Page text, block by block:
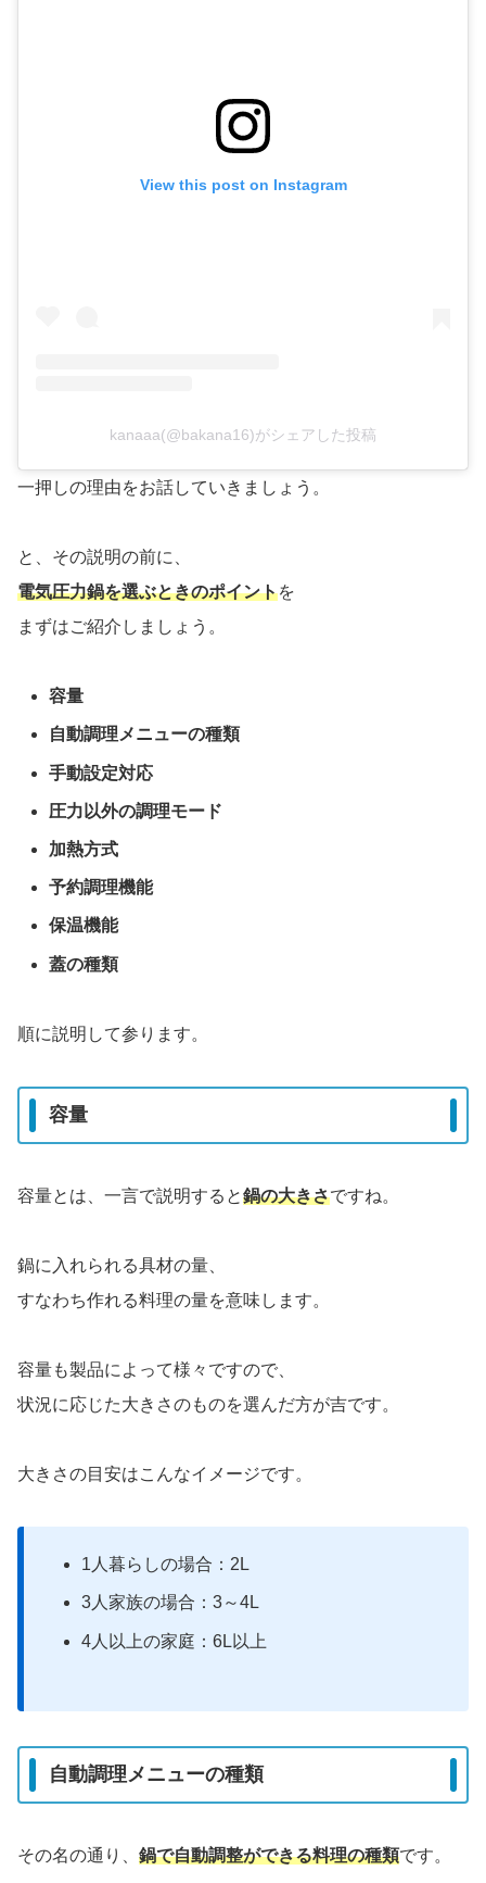
View this post on Instagram
kanaaa(@bakana16)がシェアした投稿
一押しの理由をお話していきましょう。
と、その説明の前に、
電気圧力鍋を選ぶときのポイントを
まずはご紹介しましょう。
容量
自動調理メニューの種類
手動設定対応
圧力以外の調理モード
加熱方式
予約調理機能
保温機能
蓋の種類
順に説明して参ります。
容量
容量とは、一言で説明すると鍋の大きさですね。
鍋に入れられる具材の量、
すなわち作れる料理の量を意味します。
容量も製品によって様々ですので、
状況に応じた大きさのものを選んだ方が吉です。
大きさの目安はこんなイメージです。
1人暮らしの場合：2L
3人家族の場合：3～4L
4人以上の家庭：6L以上
自動調理メニューの種類
その名の通り、 鍋で自動調整ができる料理の種類です。